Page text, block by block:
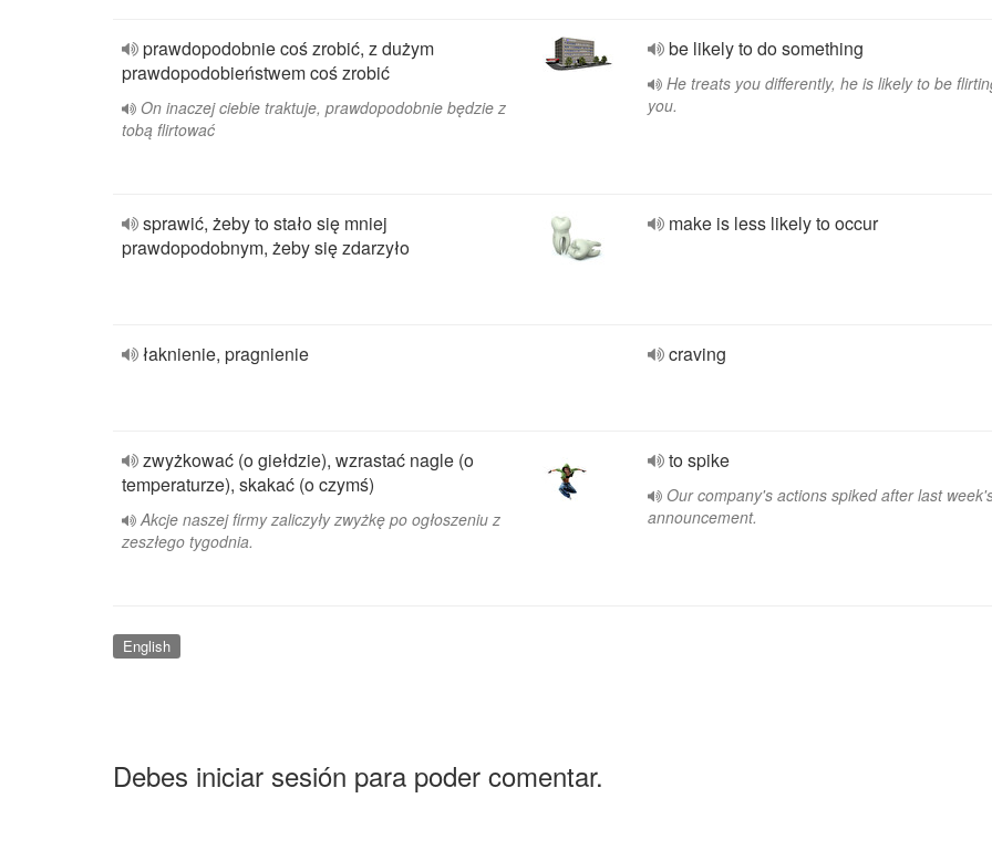
prawdopodobnie coś zrobić, z dużym
prawdopodobieństwem coś zrobić
On inaczej ciebie traktuje, prawdopodobnie będzie z
tobą flirtować
be likely to do something
He treats you differently, he is likely to be
you.
sprawić, żeby to stało się mniej
prawdopodobnym, żeby się zdarzyło
make is less likely to occur
łaknienie, pragnienie craving
zwyżkować (o giełdzie), wzrastać nagle (o
temperaturze), skakać (o czymś)
Akcje naszej firmy zaliczyły zwyżkę po ogłoszeniu z
zeszłego tygodnia.
to spike
Our company's actions spiked after last
announcement.
English
Debes iniciar sesión para poder comentar.